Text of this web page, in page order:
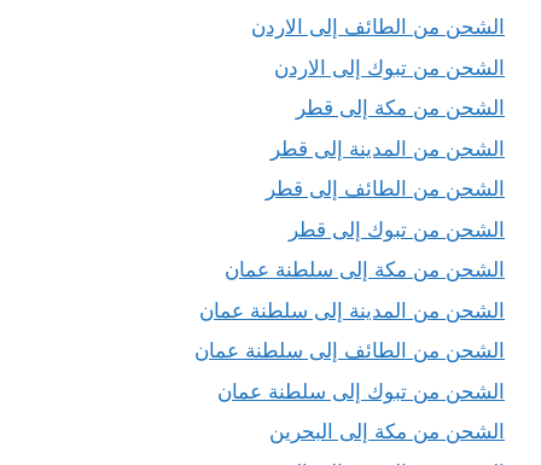
الشحن من الطائف إلى الاردن
الشحن من تبوك إلى الاردن
الشحن من مكة إلى قطر
الشحن من المدينة إلى قطر
الشحن من الطائف إلى قطر
الشحن من تبوك إلى قطر
الشحن من مكة إلى سلطنة عمان
الشحن من المدينة إلى سلطنة عمان
الشحن من الطائف إلى سلطنة عمان
الشحن من تبوك إلى سلطنة عمان
الشحن من مكة إلى البحرين